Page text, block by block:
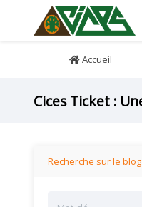
Accueil
Recherche sur le blog